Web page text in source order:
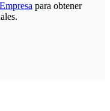
Empresa para obtener